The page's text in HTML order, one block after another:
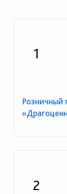
1
Розничный
2